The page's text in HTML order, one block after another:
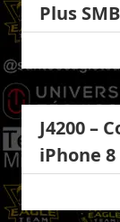
Plus SMB
J4200 –
iPhone 8